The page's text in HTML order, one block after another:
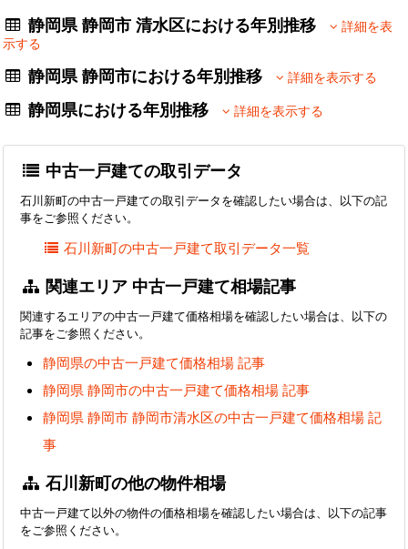
静岡県 静岡市 清水区における年別推移
詳細を表
示する
静岡県 静岡市における年別推移 詳細を表示する
静岡県における年別推移 詳細を表示する
中古一戸建ての取引データ
石川新町の中古一戸建ての取引データを確認したい場合は、以下の記
事をご参照ください。
石川新町の中古一戸建て取引データ一覧
関連エリア 中古一戸建て相場記事
関連するエリアの中古一戸建て価格相場を確認したい場合は、以下の
記事をご参照ください。
静岡県の中古一戸建て価格相場 記事
静岡県 静岡市の中古一戸建て価格相場 記事
静岡県 静岡市 静岡市清水区の中古一戸建て価格相場 記
事
石川新町の他の物件相場
中古一戸建て以外の物件の価格相場を確認したい場合は、以下の記事
をご参照ください。